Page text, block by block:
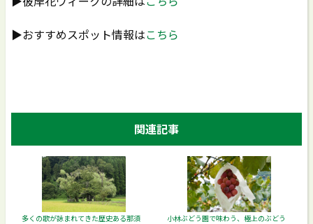
▶おすすめスポット情報はこちら
関連記事
多くの歌が詠まれてきた歴史ある那須
小林ぶどう園で味わう、極上のぶどう